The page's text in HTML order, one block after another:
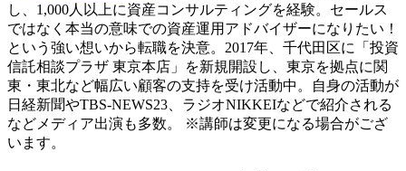
し、1,000人以上に資産コンサルティングを経験。セールス
ではなく本当の意味での資産運用アドバイザーになりたい！
という強い想いから転職を決意。2017年、千代田区に「投資
信託相談プラザ 東京本店」を新規開設し、東京を拠点に関
東・東北など幅広い顧客の支持を受け活動中。自身の活動が
日経新聞やTBS-NEWS23、ラジオNIKKEIなどで紹介される
などメディア出演も多数。
※講師は変更になる場合がござ
います。